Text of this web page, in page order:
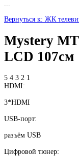
Вернуться к: ЖК
Mystery
LCD 107см
5 4 3 2 1
HDMI:
3*HDMI
USB-порт:
разъём USB
Цифровой тюнер: